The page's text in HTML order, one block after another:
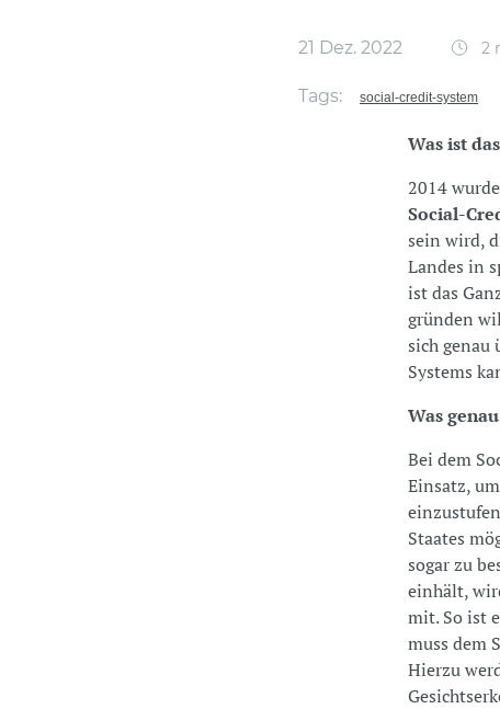
21 Dez. 2022 2
Tags: social-credit-system
Was ist
2014
Social-
sein wird,
Landes in
ist das
gründen
sich genau
Systems
Was
Bei dem
Einsatz,
Staates
sogar zu
einhält,
mit. So ist
muss dem
Hierzu